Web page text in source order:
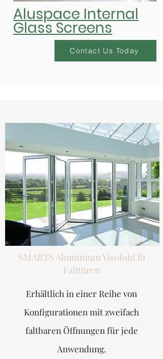
Aluspace Internal
Glass Screens
Contact Us Today
SMARTS Aluminium Visofold Bi
Falttüren
Erhältlich in einer Reihe von
Konfigurationen mit zweifach
faltbaren Öffnungen für jede
Anwendung.